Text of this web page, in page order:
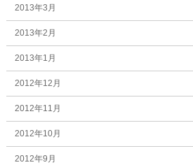
2013年3月
2013年2月
2013年1月
2012年12月
2012年11月
2012年10月
2012年9月